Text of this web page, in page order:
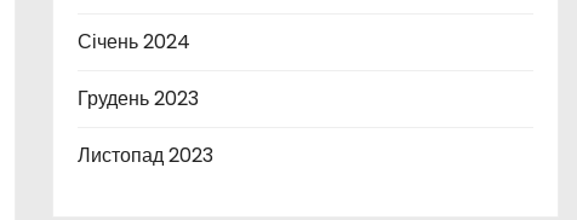
Січень 2024
Грудень 2023
Листопад 2023